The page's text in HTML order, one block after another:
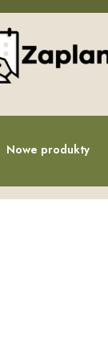
Nowe produkty